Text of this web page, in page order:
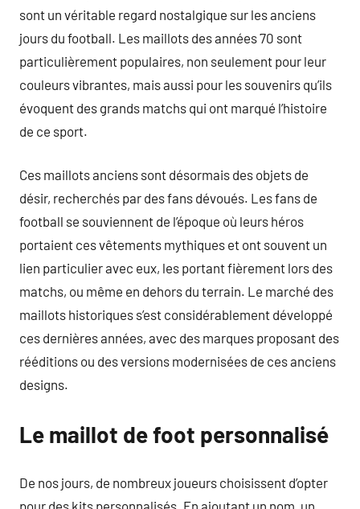
sont un véritable regard nostalgique sur les anciens
jours du football. Les maillots des années 70 sont
particulièrement populaires, non seulement pour leur
couleurs vibrantes, mais aussi pour les souvenirs qu’ils
évoquent des grands matchs qui ont marqué l’histoire
de ce sport.
Ces maillots anciens sont désormais des objets de
désir, recherchés par des fans dévoués. Les fans de
football se souviennent de l’époque où leurs héros
portaient ces vêtements mythiques et ont souvent un
lien particulier avec eux, les portant fièrement lors des
matchs, ou même en dehors du terrain. Le marché des
maillots historiques s’est considérablement développé
ces dernières années, avec des marques proposant des
rééditions ou des versions modernisées de ces anciens
designs.
Le maillot de foot personnalisé
De nos jours, de nombreux joueurs choisissent d’opter
pour des kits personnalisés. En ajoutant un nom, un